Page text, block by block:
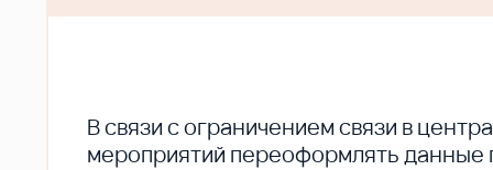
В cвязи с ограничением связи в
мероприятий переоформлять данные